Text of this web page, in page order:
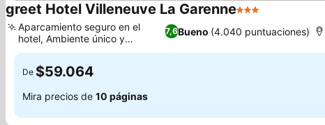
greet Hotel Villeneuve La Garenne3 Estrellas
7,6Bueno (4.040 puntuaciones)
Aparcamiento seguro en el
hotel, Ambiente único y
acogedor
De $59.064
Mira precios de 10 páginas